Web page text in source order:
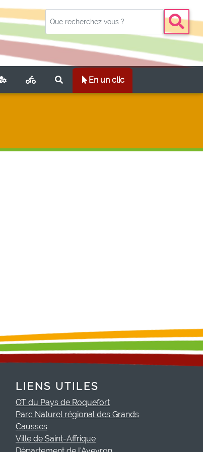
En un clic
LIENS UTILES
OT du Pays de Roquefort
Parc Naturel régional des Grands
Causses
Ville de Saint-Affrique